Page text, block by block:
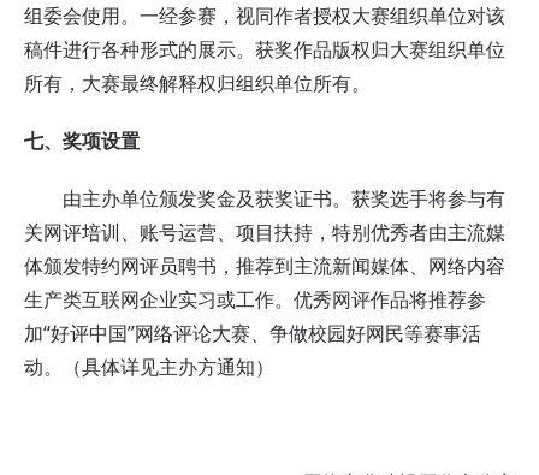
组委会使用。一经参赛，视同作者授权大赛组织单位对该
稿件进行各种形式的展示。获奖作品版权归大赛组织单位
所有，大赛最终解释权归组织单位所有。
七、 奖项设置
由主办单位颁发奖金及获奖证书。获奖选手将参与有
关网评培训、账号运营、项目扶持，特别优秀者由主流媒
体颁发特约网评员聘书，推荐到主流新闻媒体、网络内容
生产类互联网企业实习或工作。优秀网评作品将推荐参
加“好评中国”网络评论大赛、争做校园好网民等赛事活
动。
（具体详见主办方通知）